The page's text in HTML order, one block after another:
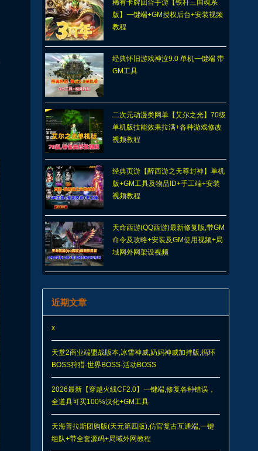
稀有卡牌回合手游【铁杆三国魂系
版】一键端+GM授权后台+安装视频
教程
经典怀旧游戏神泣9.0 单机一键端 带
GM工具
二次元动漫类网单【艾尔之光】70级
单机版技能效果拉满+各种游戏修改
视频教程
经典页游【醉西游之天尊封神】单机
版+GM工具及物品ID+手工端+安装
视频教程
天命西游(QQ西游)最新修复版,带GM
命令及攻略+安装及GM使用视频+局
域网外网架设视频
近期文章
x
天堂2商业端盟战版本,冰雪神威,奶妈神威加持版,循环
BOSS狩猎-世界BOSS-活动BOSS
2026最新【穿越火线CF2.0】一键端,修复各种错误，
全道具可买100%汉化+GM工具
天海普拉斯团购版(天元第四版),仿官复古互通端,一键
组队+带全套源码+局域外网教程